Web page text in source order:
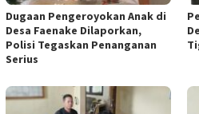
Dugaan Pengeroyokan Anak di
Desa Faenake Dilaporkan,
Polisi Tegaskan Penanganan
Serius